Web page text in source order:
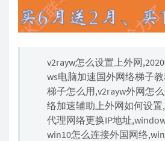
v2rayw怎么设置上外网
ws电脑加速国外网络梯子
梯子怎么用,v2rayw外网怎
络加速辅助上外网如何设
代理网络更换IP地址
win10怎么连接外国网络